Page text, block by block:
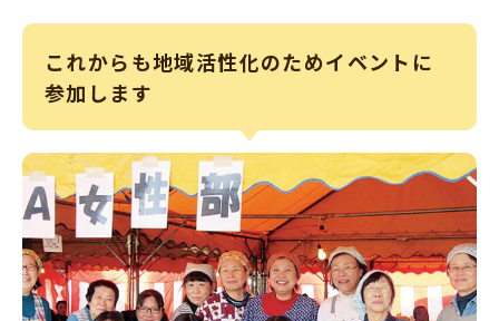
これからも地域活性化のためイベントに
参加します